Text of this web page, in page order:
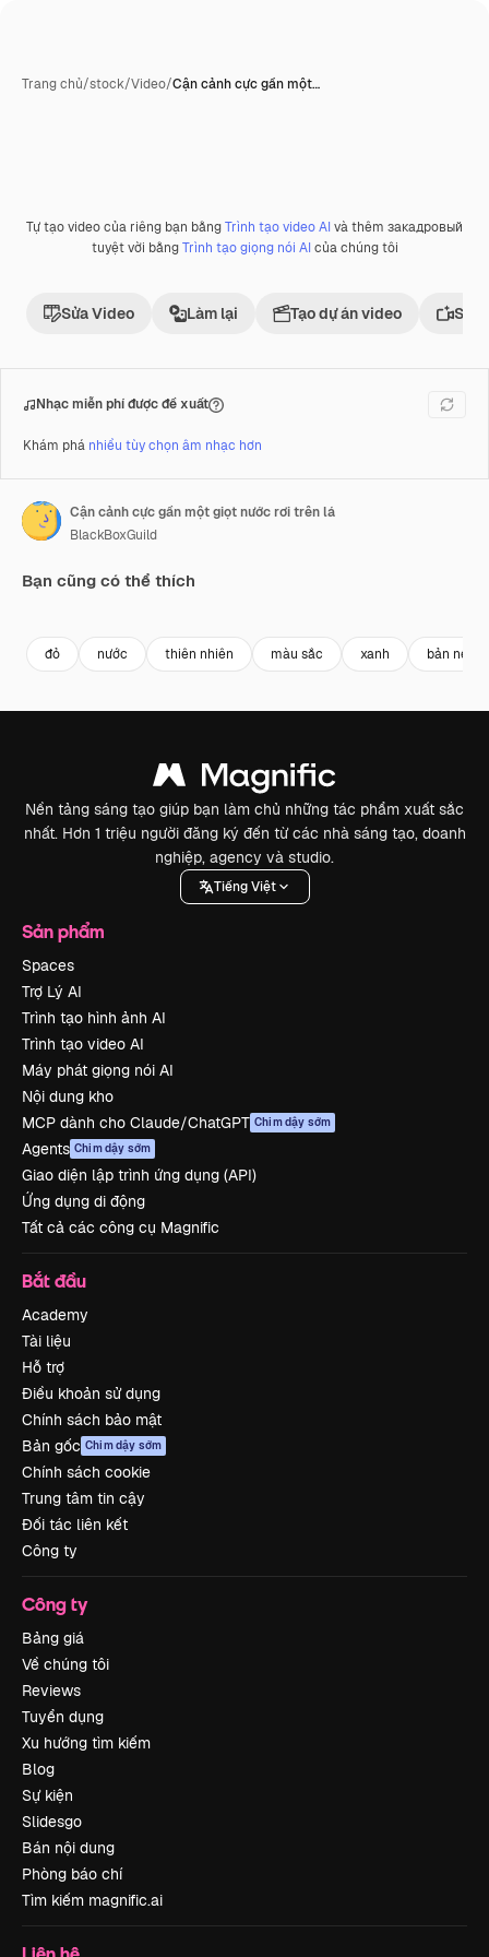
Trang chủ/stock/Video/Cận cảnh cực gần một…
Phần thưởng
Tự tạo video của riêng bạn bằngTrình tạo video AIvà thêm закадровый
tuyệt vời bằngTrình tạo giọng nói AIcủa chúng tôi
Sửa Video Làm lại Tạo dự án video Sử
Nhạc miễn phí được đề xuất
Khám phá nhiều tùy chọn âm nhạc hơn
Cận cảnh cực gần một giọt nước rơi trên lá
BlackBoxGuild
Bạn cũng có thể thích
đỏ nước thiên nhiên màu sắc xanh bản nền
Nền tảng sáng tạo giúp bạn làm chủ những tác phẩm xuất sắc
nhất. Hơn 1 triệu người đăng ký đến từ các nhà sáng tạo, doanh
nghiệp, agency và studio.
Tiếng Việt
Sản phẩm
Spaces
Trợ Lý AI
Trình tạo hình ảnh AI
Trình tạo video AI
Máy phát giọng nói AI
Nội dung kho
MCP dành cho Claude/ChatGPT Chim dậy sớm
Agents Chim dậy sớm
Giao diện lập trình ứng dụng (API)
Ứng dụng di động
Tất cả các công cụ Magnific
Bắt đầu
Academy
Tài liệu
Hỗ trợ
Điều khoản sử dụng
Chính sách bảo mật
Bản gốc Chim dậy sớm
Chính sách cookie
Trung tâm tin cậy
Đối tác liên kết
Công ty
Công ty
Bảng giá
Về chúng tôi
Reviews
Tuyển dụng
Xu hướng tìm kiếm
Blog
Sự kiện
Slidesgo
Bán nội dung
Phòng báo chí
Tìm kiếm magnific.ai